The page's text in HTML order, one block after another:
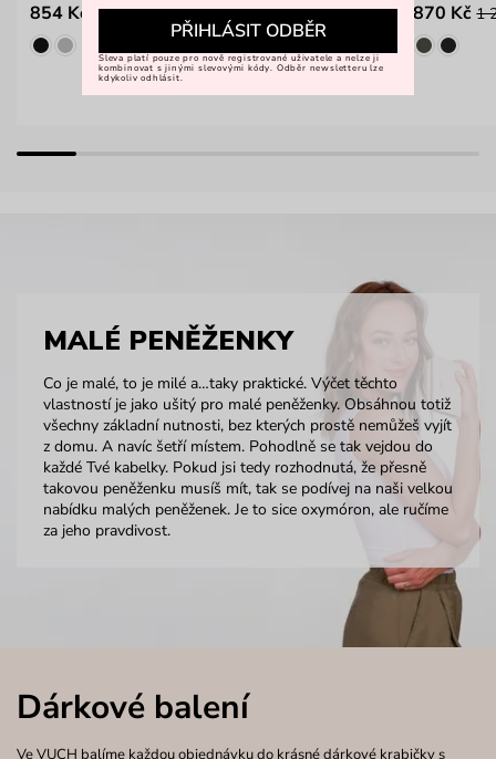
854 Kč 1 499 Kč 870 Kč 1
MALÉ PENĚŽENKY
Co je malé, to je milé a…taky praktické. Výčet těchto
vlastností je jako ušitý pro malé peněženky. Obsáhnou totiž
všechny základní nutnosti, bez kterých prostě nemůžeš vyjít
z domu. A navíc šetří místem. Pohodlně se tak vejdou do
každé Tvé kabelky. Pokud jsi tedy rozhodnutá, že přesně
takovou peněženku musíš mít, tak se podívej na naši velkou
nabídku malých peněženek. Je to sice oxymóron, ale ručíme
za jeho pravdivost.
Dárkové balení
Ve VUCH balíme každou objednávku do krásné dárkové krabičky s
PŘIHLÁSIT ODBĚR
Sleva platí pouze pro nově registrované uživatele a nelze ji
kombinovat s jinými slevovými kódy. Odběr newsletteru lze
kdykoliv odhlásit.